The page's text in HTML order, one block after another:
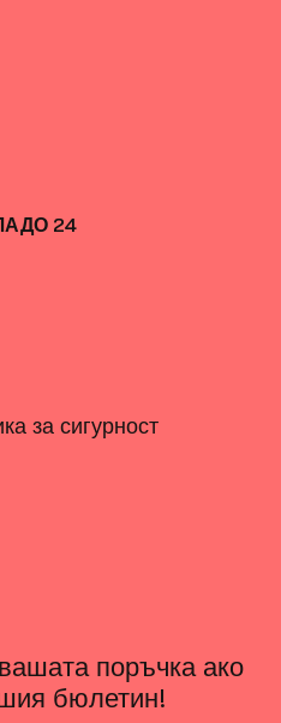
24
за сигурност
поръчка ако
бюлетин!